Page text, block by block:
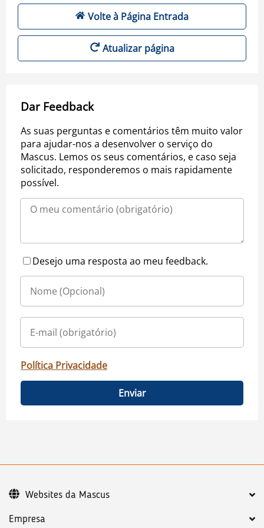
Volte à Página Entrada
Atualizar página
Dar Feedback
As suas perguntas e comentários têm muito valor
para ajudar-nos a desenvolver o serviço do
Mascus. Lemos os seus comentários, e caso seja
solicitado, responderemos o mais rapidamente
possível.
Desejo uma resposta ao meu feedback.
Política Privacidade
Enviar
Empresa
Websites da Mascus